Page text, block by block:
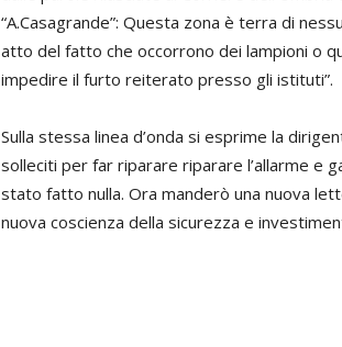
“A.Casagrande”: Questa zona è terra di
atto del fatto che occorrono dei lampioni o
impedire il furto reiterato presso gli istituti”.
Sulla stessa linea d’onda si esprime la
solleciti per far riparare riparare l’allarme e
stato fatto nulla. Ora manderò una nuova
nuova coscienza della sicurezza e